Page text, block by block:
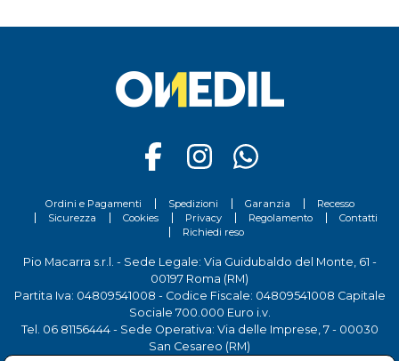
Ordini e Pagamenti Spedizioni Garanzia
Recesso
Sicurezza
Cookies Privacy Regolamento
Contatti
Richiedi reso
Pio Macarra s.r.l. - Sede Legale: Via Guidubaldo del Monte, 61 -
00197 Roma (RM)
Partita Iva: 04809541008 - Codice Fiscale: 04809541008 Capitale
Sociale 700.000 Euro i.v.
Tel. 06 81156444- Sede Operativa: Via delle Imprese, 7 - 00030
San Cesareo (RM)